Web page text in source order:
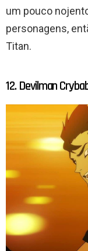
um pouco
personagens,
Titan.
12. Devilman